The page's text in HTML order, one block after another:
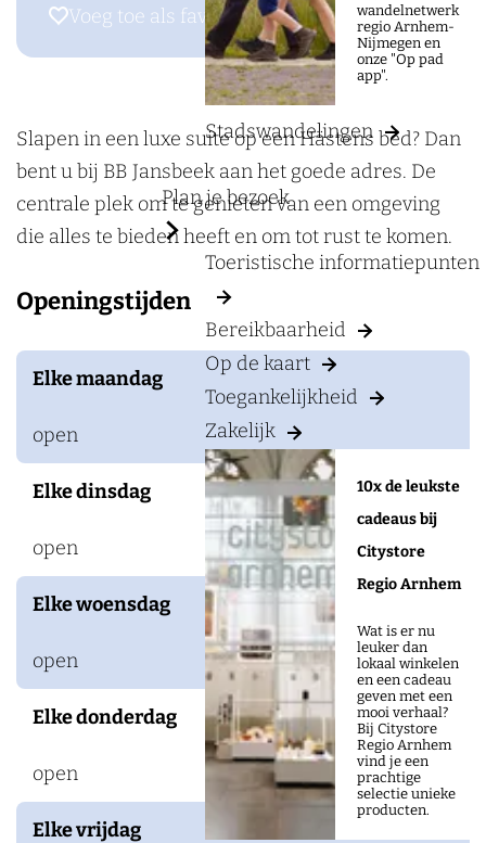
wandelnetwerk
regio Arnhem-
Nijmegen en
onze "Op pad
app".
Stadswandelingen
Plan je bezoek
Toeristische informatiepunten
Bereikbaarheid
Op de kaart
Toegankelijkheid
Zakelijk
10x de leukste
cadeaus bij
Citystore
Regio Arnhem
Wat is er nu
leuker dan
lokaal winkelen
en een cadeau
geven met een
mooi verhaal?
Bij Citystore
Regio Arnhem
vind je een
prachtige
selectie unieke
producten.
r
B
e
d
&
B
r
e
J
a
n
b
e
e
k
Voeg toe als favoriet
Voeg toe als favoriet
Slapen in een luxe suite op een Hästens bed? Dan
bent u bij BB Jansbeek aan het goede adres. De
centrale plek om te genieten van een omgeving
die alles te bieden heeft en om tot rust te komen.
Openingstijden
Elke maandag
open
Elke dinsdag
open
Elke woensdag
open
Elke donderdag
open
Elke vrijdag